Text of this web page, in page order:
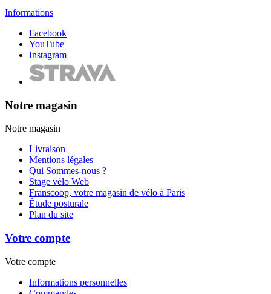
Informations
Facebook
YouTube
Instagram
Notre magasin
Notre magasin
Livraison
Mentions légales
Qui Sommes-nous ?
Stage vélo Web
Franscoop, votre magasin de vélo à Paris
Étude posturale
Plan du site
Votre compte
Votre compte
Informations personnelles